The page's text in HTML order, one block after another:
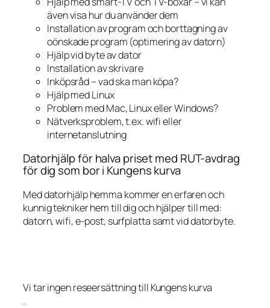
även visa hur du använder dem
Installation av program och borttagning av
oönskade program (optimering av datorn)
Hjälp vid byte av dator
Installation av skrivare
Inköpsråd – vad ska man köpa?
Hjälp med Linux
Problem med Mac, Linux eller Windows?
Nätverksproblem, t.ex. wifi eller
internetanslutning
Datorhjälp för halva priset med RUT-avdrag
för dig som bor i Kungens kurva
Med datorhjälp hemma kommer en erfaren och
kunnig tekniker hem till dig och hjälper till med:
datorn, wifi, e-post, surfplatta samt vid datorbyte.
Vi tar ingen reseersättning till Kungens kurva
.